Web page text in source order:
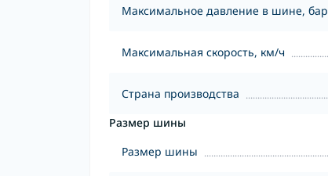
Максимальное давление в шине, бар
Максимальная скорость, км/ч
Страна производства
Размер шины
Размер шины